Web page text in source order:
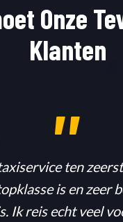
Onze
Klanten
,,
ten
is en zeer
Ik reis echt veel